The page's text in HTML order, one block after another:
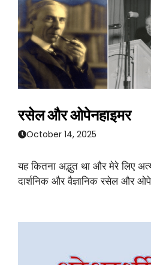
रसेल और ओपेनहाइमर
October 14, 2025
यह कितना अद्भुत था और मेरे लिए
दार्शनिक और वैज्ञानिक रसेल और